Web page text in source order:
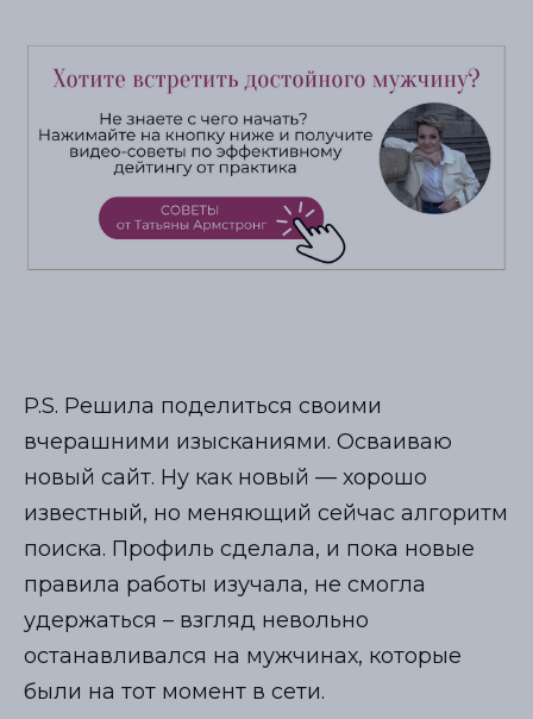
P.S. Решила поделиться своими
вчерашними изысканиями. Осваиваю
новый сайт. Ну как новый — хорошо
известный, но меняющий сейчас алгоритм
поиска. Профиль сделала, и пока новые
правила работы изучала, не смогла
удержаться – взгляд невольно
останавливался на мужчинах, которые
были на тот момент в сети.